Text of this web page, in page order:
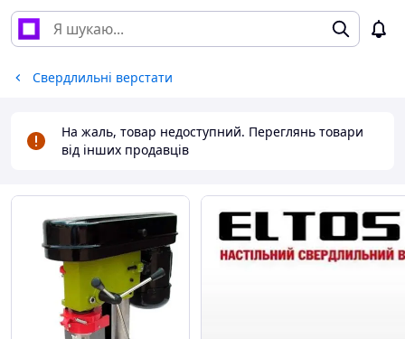
Свердлильні верстати
На жаль, товар недоступний. Переглянь товари
від інших продавців